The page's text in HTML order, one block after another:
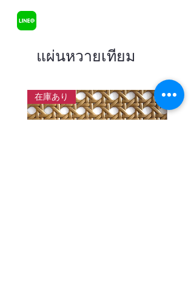
แผ่นหวายเทียม
在庫あり